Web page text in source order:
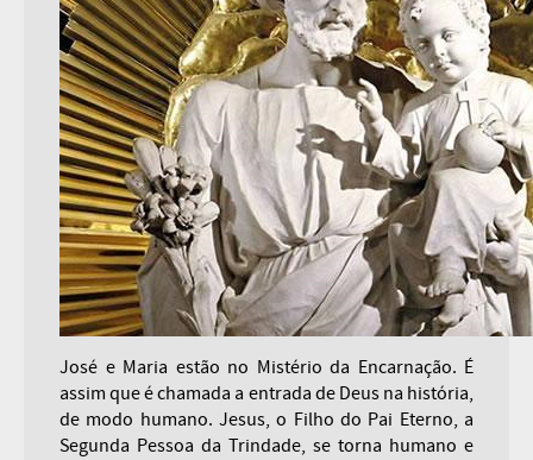
José e Maria estão no Mistério da Encarnação. É
assim que é chamada a entrada de Deus na história,
de modo humano. Jesus, o Filho do Pai Eterno, a
Segunda Pessoa da Trindade, se torna humano e